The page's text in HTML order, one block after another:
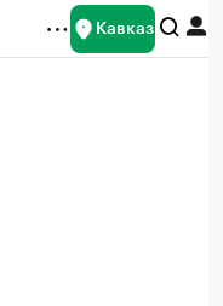
Кавказ